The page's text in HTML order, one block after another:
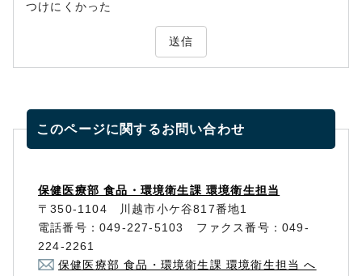
つけにくかった
送信
このページに関するお問い合わせ
保健医療部 食品・環境衛生課 環境衛生担当
〒350-1104 川越市小ケ谷817番地1
電話番号：049-227-5103 ファクス番号：049-
224-2261
保健医療部 食品・環境衛生課 環境衛生担当 へ